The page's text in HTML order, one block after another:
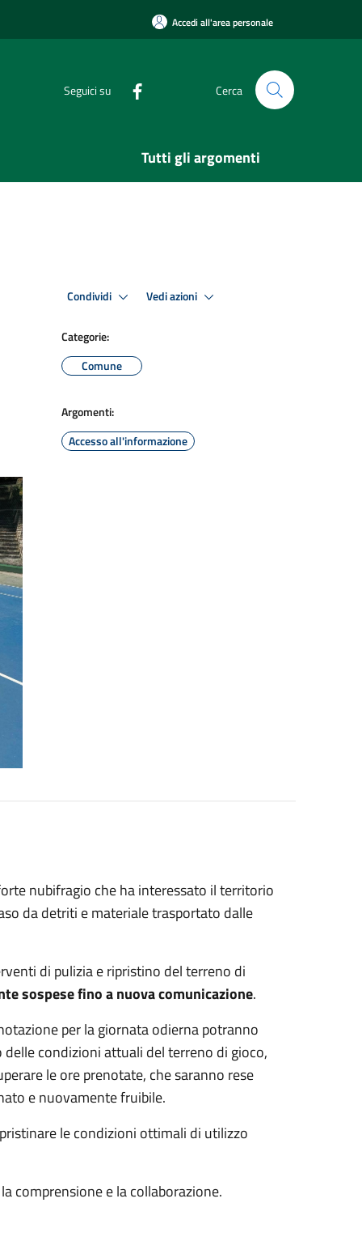
Accedi all'area personale
Seguici su Cerca
Tutti gli argomenti
Condividi Vedi azioni
Categorie:
Comune
Argomenti:
Accesso all'informazione
nubifragio che ha interessato il territorio
da detriti e materiale trasportato dalle
di pulizia e ripristino del terreno di
sospese fino a nuova comunicazione.
per la giornata odierna potranno
condizioni attuali del terreno di gioco,
le ore prenotate, che saranno rese
e nuovamente fruibile.
le condizioni ottimali di utilizzo
comprensione e la collaborazione.